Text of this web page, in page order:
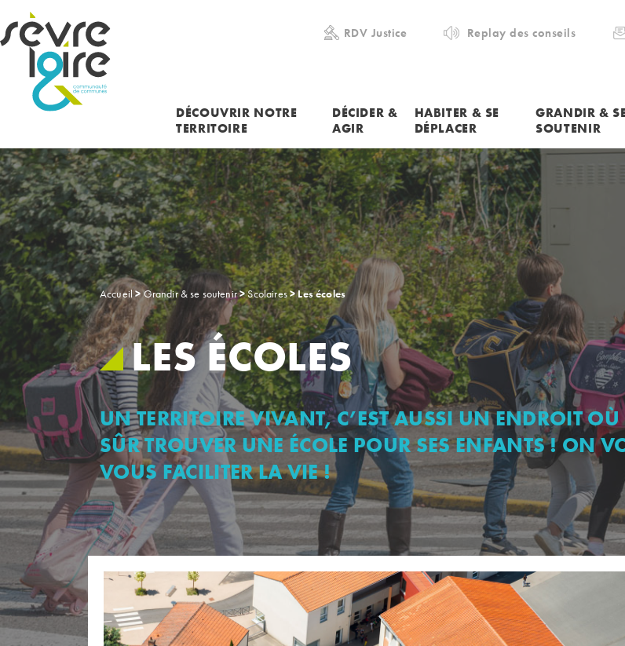
RECHERCHER UNE INFORMATION RDV Justice Replay des conseils
DÉCOUVRIR NOTRE
TERRITOIRE
DÉCIDER &
AGIR
HABITER & SE
DÉPLACER
GRANDIR &
SOUTENIR
Accueil>Grandir & se soutenir>Scolaires>Les écoles
LES ÉCOLES
UN TERRITOIRE VIVANT, C’EST AUSSI UN ENDROIT
SÛR TROUVER UNE ÉCOLE POUR SES ENFANTS ! ON
VOUS FACILITER LA VIE !